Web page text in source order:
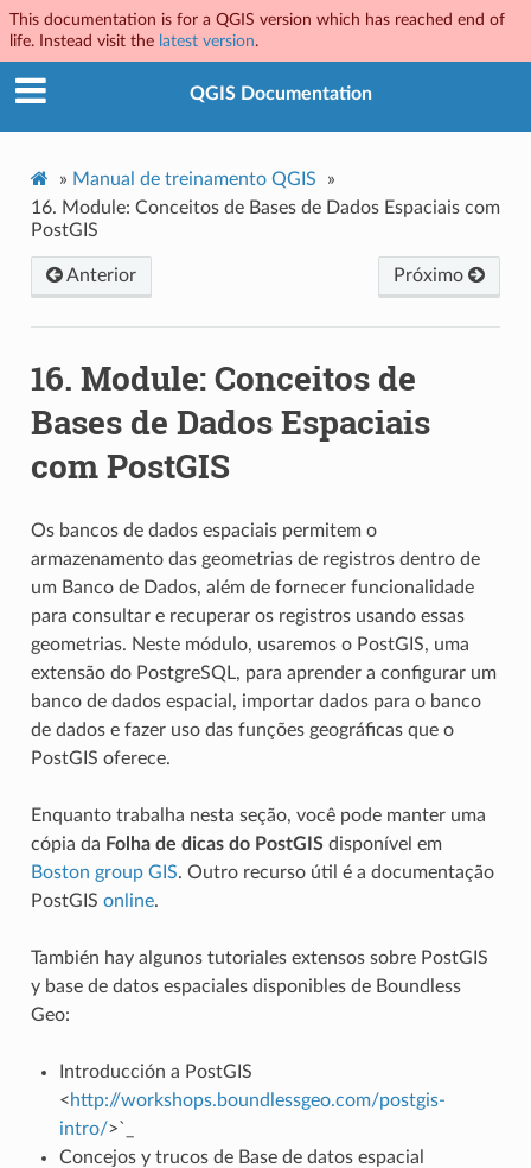
This documentation is for a QGIS version which has reached end of
life. Instead visit the latest version.
QGIS Documentation
» Manual de treinamento QGIS
»
16. Module: Conceitos de Bases de Dados Espaciais com
PostGIS
Anterior Próximo
16. Module: Conceitos de
Bases de Dados Espaciais
com PostGIS
Os bancos de dados espaciais permitem o
armazenamento das geometrias de registros dentro de
um Banco de Dados, além de fornecer funcionalidade
para consultar e recuperar os registros usando essas
geometrias. Neste módulo, usaremos o PostGIS, uma
extensão do PostgreSQL, para aprender a configurar um
banco de dados espacial, importar dados para o banco
de dados e fazer uso das funções geográficas que o
PostGIS oferece.
Enquanto trabalha nesta seção, você pode manter uma
cópia da Folha de dicas do PostGISdisponível em
Boston group GIS. Outro recurso útil é a documentação
PostGIS online.
También hay algunos tutoriales extensos sobre PostGIS
y base de datos espaciales disponibles de Boundless
Geo:
Introducción a PostGIS
<http://workshops.boundlessgeo.com/postgis-
intro/>`_
Concejos y trucos de Base de datos espacial